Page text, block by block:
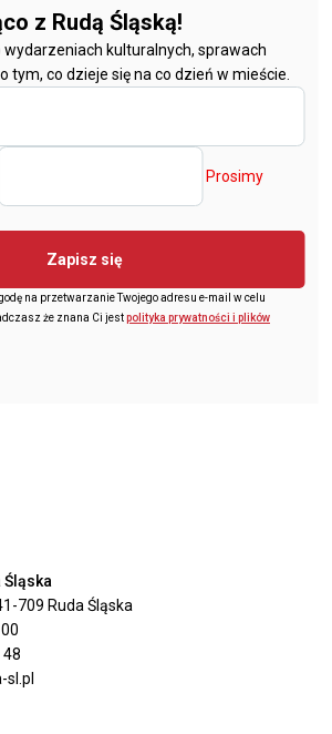
z Rudą Śląską!
kulturalnych, sprawach
tym, co dzieje się na co dzień w mieście.
Prosimy
Zapisz się
na przetwarzanie Twojego adresu e-mail w celu
że znana Ci jestpolityka prywatności i plików
Śląska
709 Ruda Śląska